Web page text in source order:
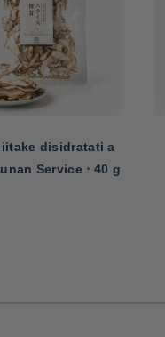
disidratati a
Service ⋅ 40 g